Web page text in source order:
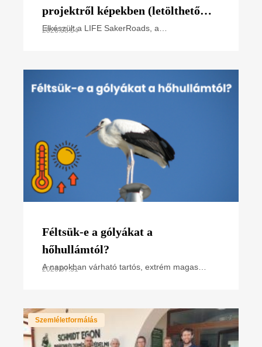
projektről képekben (letölthető
poszter)
Elkészült a LIFE SakerRoads, a
2026.08.04
Féltsük-e a gólyákat a
hőhullámtól?
A napokban várható tartós, extrém magas
2026.07.31
Szemléletformálás